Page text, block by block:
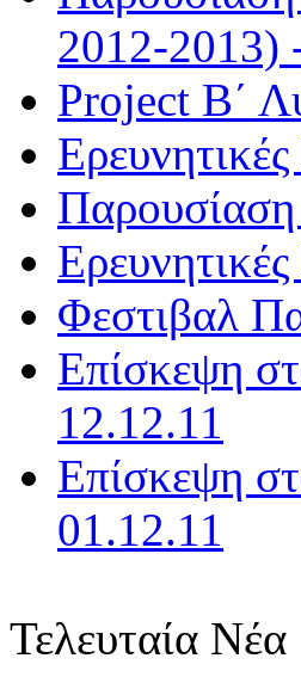
2012-2013)
Project Β΄
Φεστιβαλ
Επίσκεψη
12.12.11
Επίσκεψη
01.12.11
Τελευταία Νέα